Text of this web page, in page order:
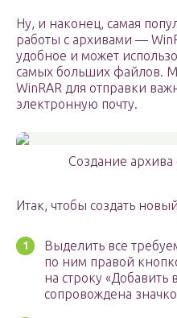
Ну, и наконец, самая
работы с архивами —
удобное и может
самых больших файлов.
WinRAR для отправки
электронную почту.
Создание
Итак, чтобы создать
Выделить все
по ним правой
на строку «Добавить
сопровождена